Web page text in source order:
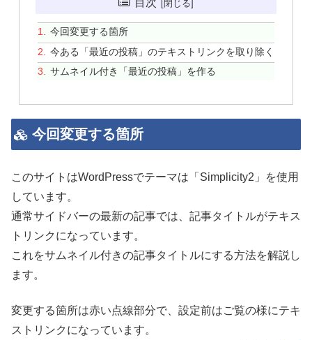
目次
今回変更する箇所
今ある「最近の投稿」のテキストリンクを取り除く
サムネイル付き「最近の投稿」を作る
今回変更する箇所
このサイトはWordPressでテーマは「Simplicity2」を使用
しています。
通常サイドバーの最新の記事では、記事タイトルがテキス
トリンクになっています。
これをサムネイル付きの記事タイトルにする方法を解説し
ます。
変更する箇所は赤い点線部分で、設定前はご覧の様にテキ
ストリンクになっています。